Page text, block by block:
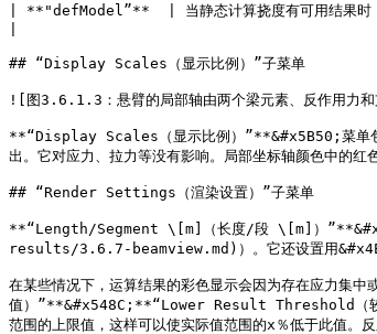
| **"defModel”**  | 当静态计算挠度有可用结果时，
## “Display Scales（显示比例）”子菜单
![图3.6.1.3：悬臂的局部轴由两个梁元素、反作用
**“Display Scales（显示比例）”**&#x5B50;菜单包含
出。它对应力、拉力等没有影响。局部坐标轴颜色中的红
## “Render Settings（渲染设置）”子菜单
**“Length/Segment \[m]（长度/段 \[m]）
results/3.6.7-beamview.md)）。它还设置用
在某些情况下，运算结果的彩色显示会因为存在应力
值）”**&#x548C;**“Lower Result Threshold（较
范围的上限值，这样可以使实际值范围的x％低于此值。